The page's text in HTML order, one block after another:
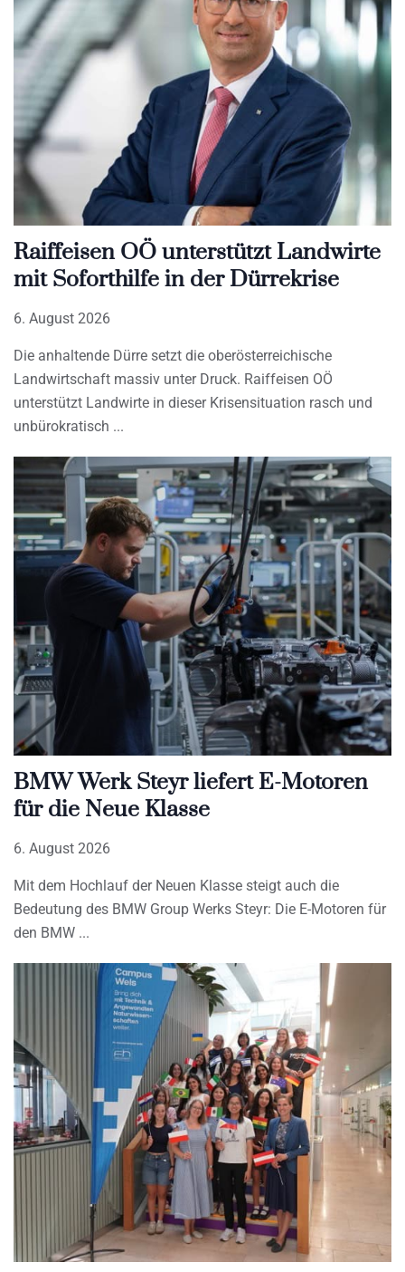
Raiffeisen OÖ unterstützt Landwirte
mit Soforthilfe in der Dürrekrise
6. August 2026
Die anhaltende Dürre setzt die oberösterreichische
Landwirtschaft massiv unter Druck. Raiffeisen OÖ
unterstützt Landwirte in dieser Krisensituation rasch und
unbürokratisch
BMW Werk Steyr liefert E-Motoren
für die Neue Klasse
6. August 2026
Mit dem Hochlauf der Neuen Klasse steigt auch die
Bedeutung des BMW Group Werks Steyr: Die E-Motoren für
den BMW